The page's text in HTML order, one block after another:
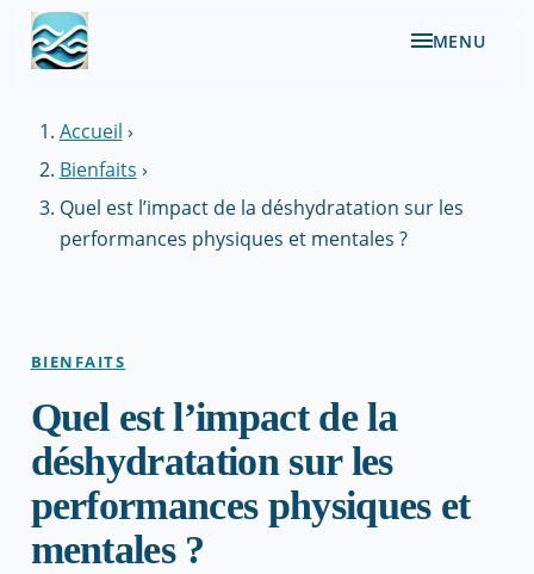
MENU
Accueil ›
Bienfaits ›
Quel est l’impact de la déshydratation sur les
performances physiques et mentales ?
BIENFAITS
Quel est l’impact de la
déshydratation sur les
performances physiques et
mentales ?